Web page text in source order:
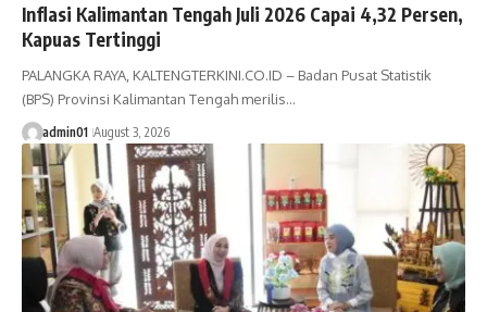
Inflasi Kalimantan Tengah Juli 2026 Capai 4,32 Persen,
Kapuas Tertinggi
PALANGKA RAYA, KALTENGTERKINI.CO.ID – Badan Pusat Statistik
(BPS) Provinsi Kalimantan Tengah merilis…
admin01 August 3, 2026